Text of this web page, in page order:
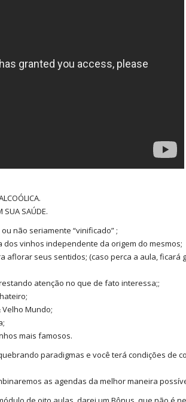
SUA SAÚDE.
não seriamente “vinificado” ;
vinhos independente da origem do mesmos;
aflorar seus sentidos; (caso perca a aula, ficará
atenção no que de fato interessa;;
Velho Mundo;
mais famosos.
paradigmas e você terá condições de
as agendas da melhor maneira